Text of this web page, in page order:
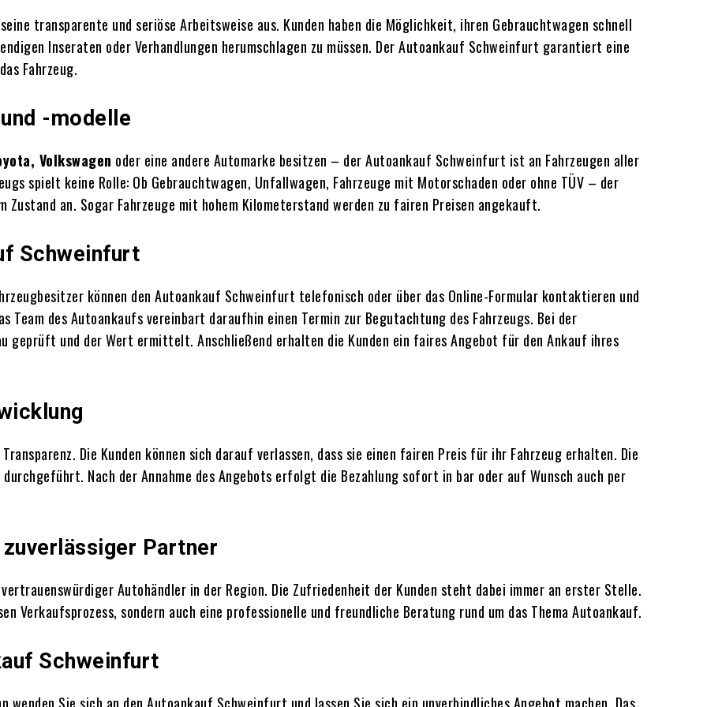
transparente und seriöse Arbeitsweise aus. Kunden haben die Möglichkeit, ihren Gebrauchtwagen schnell
Inseraten oder Verhandlungen herumschlagen zu müssen. Der Autoankauf Schweinfurt garantiert eine
Fahrzeug.
-modelle
Volkswagen oder eine andere Automarke besitzen – der Autoankauf Schweinfurt ist an Fahrzeugen aller
spielt keine Rolle: Ob Gebrauchtwagen, Unfallwagen, Fahrzeuge mit Motorschaden oder ohne TÜV – der
an. Sogar Fahrzeuge mit hohem Kilometerstand werden zu fairen Preisen angekauft.
Schweinfurt
können den Autoankauf Schweinfurt telefonisch oder über das Online-Formular kontaktieren und
Team des Autoankaufs vereinbart daraufhin einen Termin zur Begutachtung des Fahrzeugs. Bei der
geprüft und der Wert ermittelt. Anschließend erhalten die Kunden ein faires Angebot für den Ankauf ihres
Die Kunden können sich darauf verlassen, dass sie einen fairen Preis für ihr Fahrzeug erhalten. Die
Nach der Annahme des Angebots erfolgt die Bezahlung sofort in bar oder auf Wunsch auch per
Partner
Autohändler in der Region. Die Zufriedenheit der Kunden steht dabei immer an erster Stelle.
Verkaufsprozess, sondern auch eine professionelle und freundliche Beratung rund um das Thema Autoankauf.
Schweinfurt
wenden Sie sich an den Autoankauf Schweinfurt und lassen Sie sich ein unverbindliches Angebot machen. Das